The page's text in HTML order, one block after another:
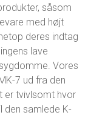
såsom
med højt
deres indtag
lave
Vores
7 ud fra den
er tvivlsomt hvor
den samlede K-